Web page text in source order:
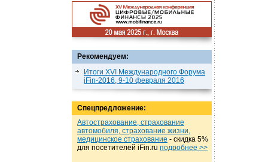
Рекомендуем:
Итоги XVI Международного Форума
iFin-2016, 9-10 февраля 2016
Спецпредложение:
Автострахование, страхование
автомобиля, страхование жизни,
медицинское страхование - cкидка 5%
для посетителей iFin.ru подробнеe >>